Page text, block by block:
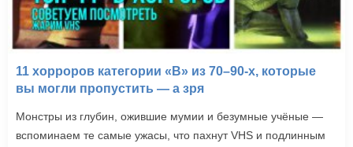
11 хорроров категории «B» из 70–90-х, которые
вы могли пропустить — а зря
Монстры из глубин, ожившие мумии и безумные учёные —
вспоминаем те самые ужасы, что пахнут VHS и подлинным